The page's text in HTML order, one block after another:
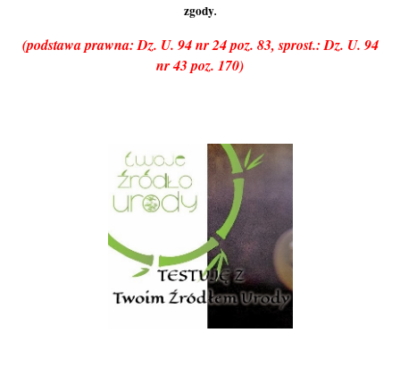
zgody.
(podstawa prawna: Dz. U. 94 nr 24 poz. 83, sprost.: Dz. U. 94
nr 43 poz. 170)